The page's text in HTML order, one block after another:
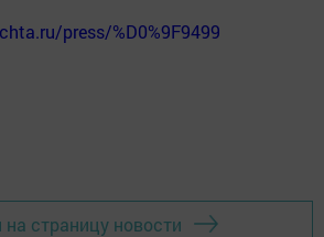
press/%D0%9F9499
на страницу новости